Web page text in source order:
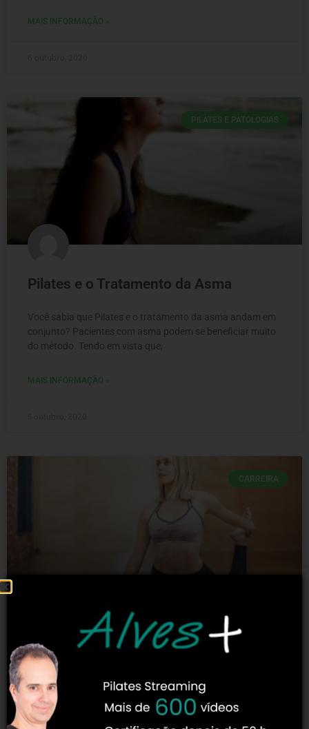
MAIS INFORMAÇÃO »
PILATES E PATOLOGIAS
Pilates e o Tratamento da Asma
Você sabia que Pilates e o tratamento da asma andam em
conjunto? Pacientes com asma podem se beneficiar muito
do método. Tendo em vista que,
MAIS INFORMAÇÃO »
CARREIRA
O novo “boom” de aulas online de
Pilates
Percebeu que recentemente ocorreu um boom nas aulas
online de Pilates ao vivo? As aulas online de Pilates sem
dúvida estão populares devido ao bem-estar